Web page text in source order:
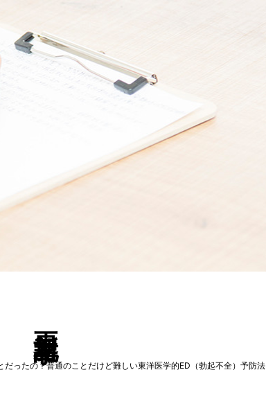
だったの？普通のことだけど難しい東洋医学的ED（勃起不全）予防法